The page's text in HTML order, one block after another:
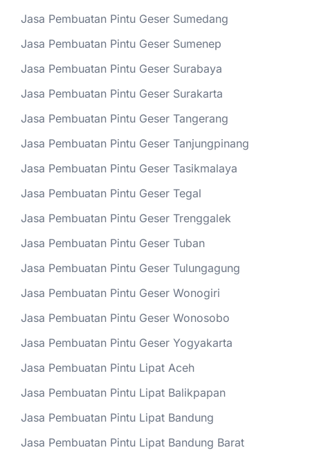
Jasa Pembuatan Pintu Geser Sumedang
Jasa Pembuatan Pintu Geser Sumenep
Jasa Pembuatan Pintu Geser Surabaya
Jasa Pembuatan Pintu Geser Surakarta
Jasa Pembuatan Pintu Geser Tangerang
Jasa Pembuatan Pintu Geser Tanjungpinang
Jasa Pembuatan Pintu Geser Tasikmalaya
Jasa Pembuatan Pintu Geser Tegal
Jasa Pembuatan Pintu Geser Trenggalek
Jasa Pembuatan Pintu Geser Tuban
Jasa Pembuatan Pintu Geser Tulungagung
Jasa Pembuatan Pintu Geser Wonogiri
Jasa Pembuatan Pintu Geser Wonosobo
Jasa Pembuatan Pintu Geser Yogyakarta
Jasa Pembuatan Pintu Lipat Aceh
Jasa Pembuatan Pintu Lipat Balikpapan
Jasa Pembuatan Pintu Lipat Bandung
Jasa Pembuatan Pintu Lipat Bandung Barat